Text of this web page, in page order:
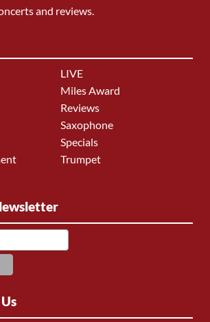
and reviews.
LIVE
Miles Award
Reviews
Saxophone
Specials
Trumpet